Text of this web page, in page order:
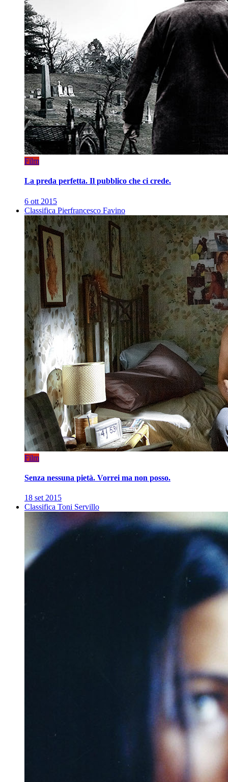
Film
La preda perfetta. Il pubblico che ci crede.
6 ott 2015
Classifica Pierfrancesco Favino
Film
Senza nessuna pietà. Vorrei ma non posso.
18 set 2015
Classifica Toni Servillo